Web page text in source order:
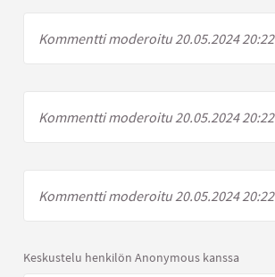
Kommentti moderoitu 20.05.2024 20:22
Kommentti moderoitu 20.05.2024 20:22
Kommentti moderoitu 20.05.2024 20:22
Keskustelu henkilön Anonymous kanssa